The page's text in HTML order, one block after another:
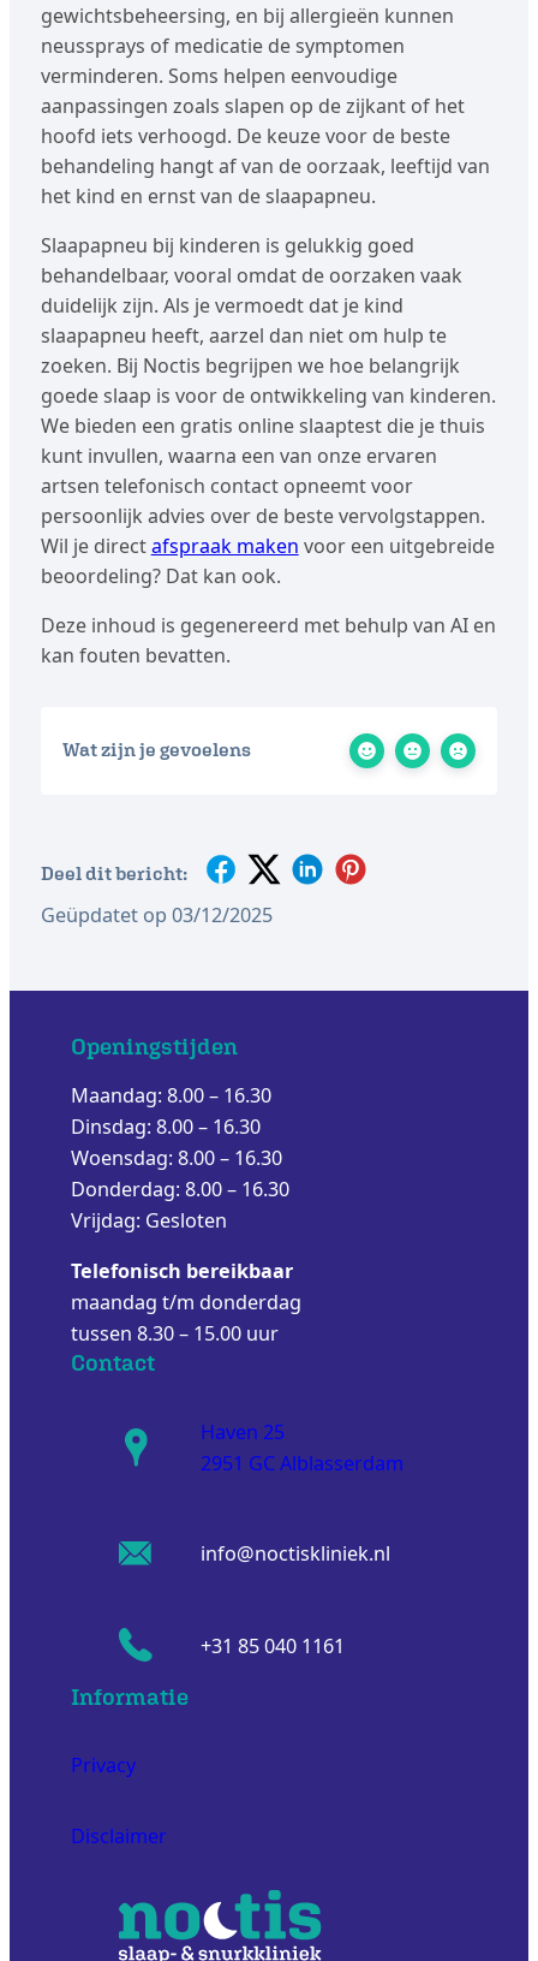
gewichtsbeheersing, en bij allergieën kunnen
neussprays of medicatie de symptomen
verminderen. Soms helpen eenvoudige
aanpassingen zoals slapen op de zijkant of het
hoofd iets verhoogd. De keuze voor de beste
behandeling hangt af van de oorzaak, leeftijd van
het kind en ernst van de slaapapneu.
Slaapapneu bij kinderen is gelukkig goed
behandelbaar, vooral omdat de oorzaken vaak
duidelijk zijn. Als je vermoedt dat je kind
slaapapneu heeft, aarzel dan niet om hulp te
zoeken. Bij Noctis begrijpen we hoe belangrijk
goede slaap is voor de ontwikkeling van kinderen.
We bieden een gratis online slaaptest die je thuis
kunt invullen, waarna een van onze ervaren
artsen telefonisch contact opneemt voor
persoonlijk advies over de beste vervolgstappen.
Wil je directafspraak maken voor een uitgebreide
beoordeling? Dat kan ook.
Deze inhoud is gegenereerd met behulp van AI en
kan fouten bevatten.
Wat zijn je gevoelens
Deel dit bericht:
Geüpdatet op 03/12/2025
Openingstijden
Maandag: 8.00 – 16.30
Dinsdag: 8.00 – 16.30
Woensdag: 8.00 – 16.30
Donderdag: 8.00 – 16.30
Vrijdag: Gesloten
Telefonisch bereikbaar
maandag t/m donderdag
tussen 8.30 – 15.00 uur
Contact
Haven 25
2951 GC Alblasserdam
info@noctiskliniek.nl
+31 85 040 1161
Informatie
Privacy
Disclaimer